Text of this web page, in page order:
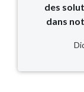
des
dans